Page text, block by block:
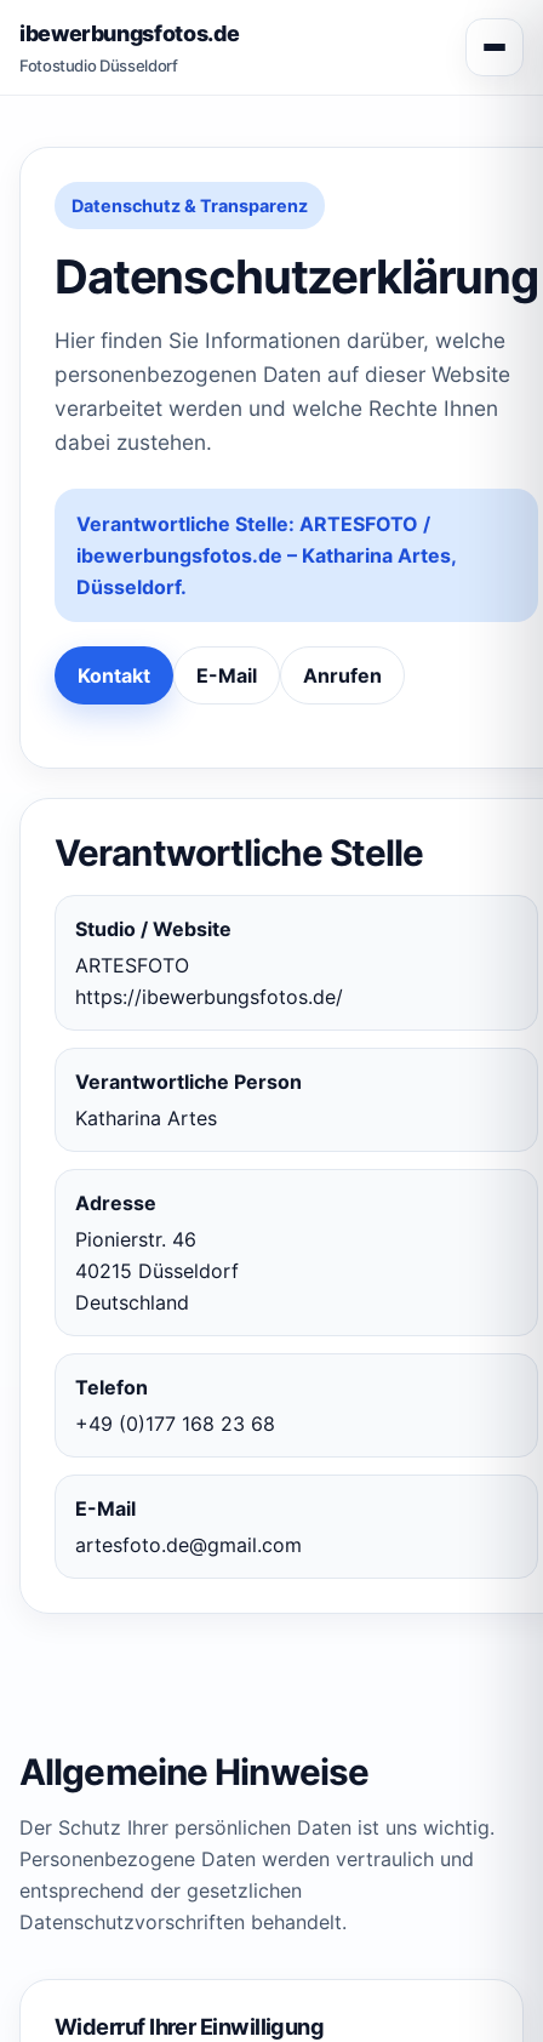
ibewerbungsfotos.de
Fotostudio Düsseldorf
Datenschutz & Transparenz
Datenschutzerklärung
Hier finden Sie Informationen darüber, welche
personenbezogenen Daten auf dieser Website
verarbeitet werden und welche Rechte Ihnen
dabei zustehen.
Verantwortliche Stelle: ARTESFOTO /
ibewerbungsfotos.de – Katharina Artes,
Düsseldorf.
Kontakt E-Mail Anrufen
Verantwortliche Stelle
Studio / Website
ARTESFOTO
https://ibewerbungsfotos.de/
Verantwortliche Person
Katharina Artes
Adresse
Pionierstr. 46
40215 Düsseldorf
Deutschland
Telefon
+49 (0)177 168 23 68
E-Mail
artesfoto.de@gmail.com
Allgemeine Hinweise
Der Schutz Ihrer persönlichen Daten ist uns wichtig.
Personenbezogene Daten werden vertraulich und
entsprechend der gesetzlichen
Datenschutzvorschriften behandelt.
Widerruf Ihrer Einwilligung